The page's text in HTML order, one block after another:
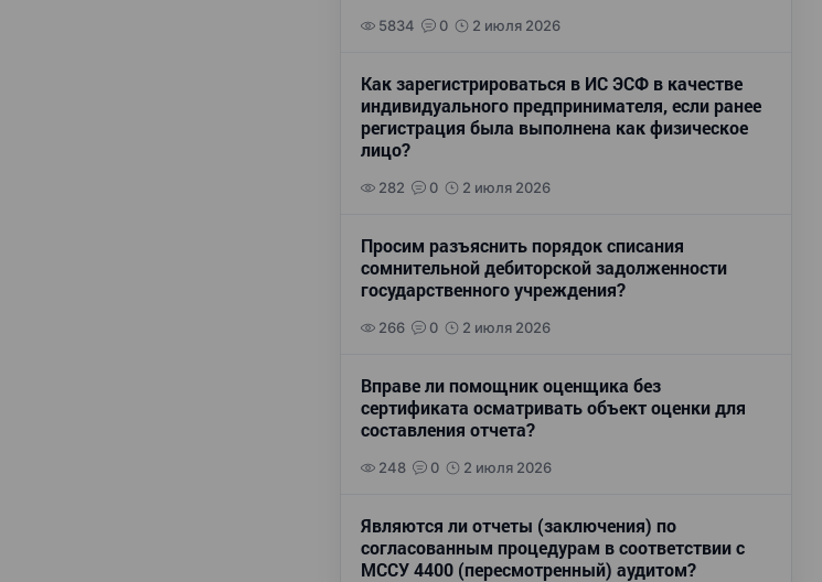
5834 0 2 июля 2026
Как зарегистрироваться в ИС ЭСФ в качестве
индивидуального предпринимателя, если ранее
регистрация была выполнена как физическое
лицо?
282 0 2 июля 2026
Просим разъяснить порядок списания
сомнительной дебиторской задолженности
государственного учреждения?
266 0 2 июля 2026
Вправе ли помощник оценщика без
сертификата осматривать объект оценки для
составления отчета?
248 0 2 июля 2026
Являются ли отчеты (заключения) по
согласованным процедурам в соответствии с
МССУ 4400 (пересмотренный) аудитом?